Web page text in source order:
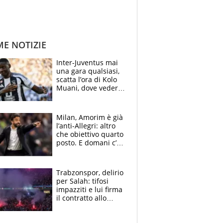
NOTIZIE
Inter-Juventus mai
una gara qualsiasi,
scatta l’ora di Kolo
Muani, dove vederla
Milan, Amorim è già
l’anti-Allegri: altro
che obiettivo quarto
posto. E domani c’è
Trabzonspor, delirio
per Salah: tifosi
impazziti e lui firma
il contratto allo